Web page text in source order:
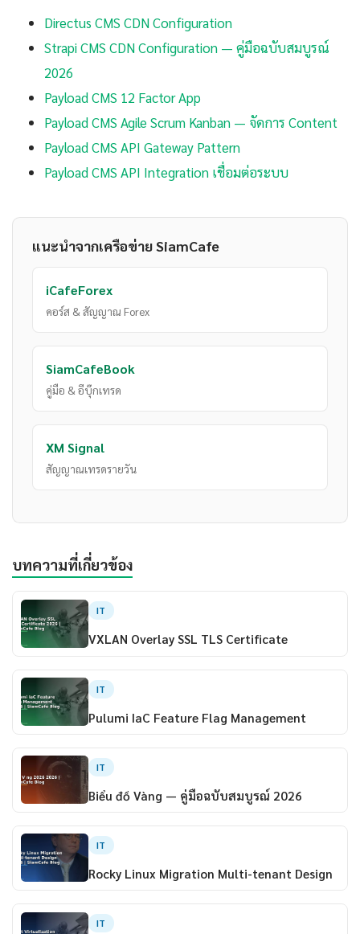
Directus CMS CDN Configuration
Strapi CMS CDN Configuration — คู่มือฉบับสมบูรณ์
2026
Payload CMS 12 Factor App
Payload CMS Agile Scrum Kanban — จัดการ Content
Payload CMS API Gateway Pattern
Payload CMS API Integration เชื่อมต่อระบบ
แนะนำจากเครือข่าย SiamCafe
iCafeForex
คอร์ส & สัญญาณ Forex
SiamCafeBook
คู่มือ & อีบุ๊กเทรด
XM Signal
สัญญาณเทรดรายวัน
บทความที่เกี่ยวข้อง
IT
VXLAN Overlay SSL TLS Certificate
IT
Pulumi IaC Feature Flag Management
IT
Biểu đồ Vàng — คู่มือฉบับสมบูรณ์ 2026
IT
Rocky Linux Migration Multi-tenant Design
IT